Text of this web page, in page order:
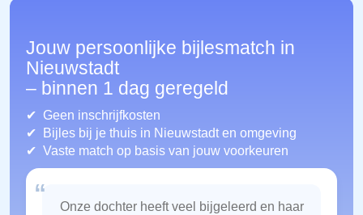
Jouw persoonlijke bijlesmatch in
Nieuwstadt
– binnen 1 dag geregeld
Geen inschrijfkosten
Bijles bij je thuis in Nieuwstadt en omgeving
Vaste match op basis van jouw voorkeuren
“
Onze dochter heeft veel bijgeleerd en haar